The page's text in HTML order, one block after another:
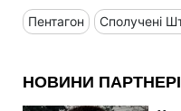
Пентагон Сполучені